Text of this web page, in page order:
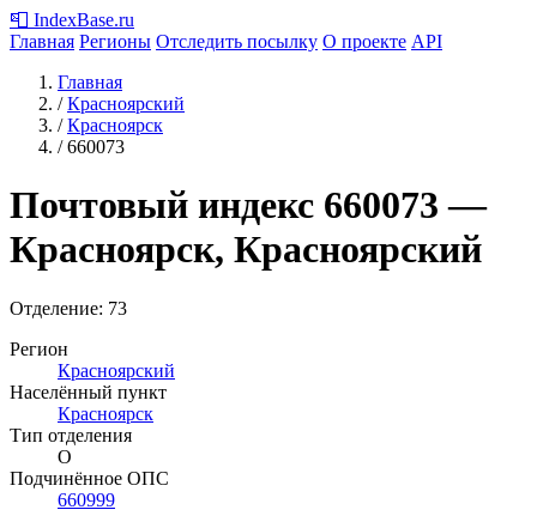
📮 IndexBase.ru
Главная Регионы Отследить посылку О проекте API
Главная
/ Красноярский
/ Красноярск
/ 660073
Почтовый индекс 660073 —
Красноярск, Красноярский
Отделение: 73
Регион
Красноярский
Населённый пункт
Красноярск
Тип отделения
О
Подчинённое ОПС
660999